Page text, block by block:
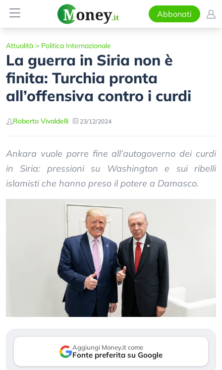
Abbonati
Attualità > Politica Internazionale
La guerra in Siria non è
finita: Turchia pronta
all’offensiva contro i curdi
Roberto Vivaldelli 23/12/2024
Ankara vuole porre fine all’autogoverno dei curdi
in Siria: pressioni su Washington e sui ribelli
islamisti che hanno preso il potere a Damasco.
Aggiungi Money.it come
Fonte preferita su Google